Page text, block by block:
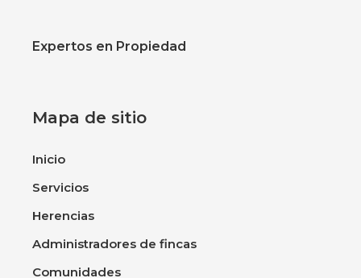
Expertos en Propiedad
Mapa de sitio
Inicio
Servicios
Herencias
Administradores de fincas
Comunidades